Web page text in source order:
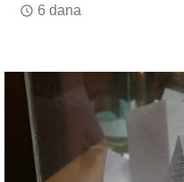
access_time 6 dana